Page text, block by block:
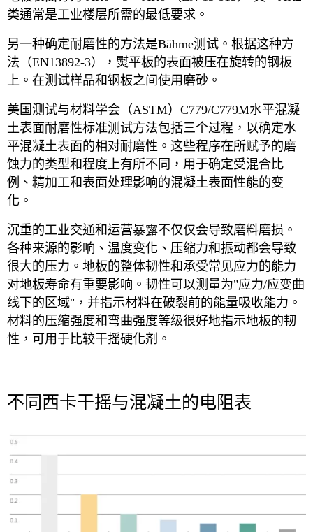
类通常是工业楼层所需的最低要求。
另一种确定耐磨性的方法是Bähme测试。根据这种方
法（EN13892-3），熨平板的表面被压在旋转的钢板
上。在测试样品和钢板之间使用磨砂。
美国测试与材料学会（ASTM）C779/C779M水平混凝
土表面耐磨性标准测试方法包括三个过程，以确定水
平混凝土表面的相对耐磨性。这些程序在所赋予的磨
蚀力的类型和程度上有所不同，用于确定受混合比
例、精加工和表面处理影响的混凝土表面性能的变
化。
沉重的工业交通和运营暴露不仅仅会导致磨料磨损。
各种来源的影响、温度变化、压缩力和振动都会导致
很大的压力。地板的整体韧性和承受常见应力的能力
对地板寿命有重要影响。韧性可以测量为"应力/应变曲
线下的区域"，并指示材料在破裂前的能量吸收能力。
材料的压缩强度和弯曲强度等级很好地指示地板的韧
性，可用于比较干摇硬化剂。
不同西卡干摇与混凝土的电阻表